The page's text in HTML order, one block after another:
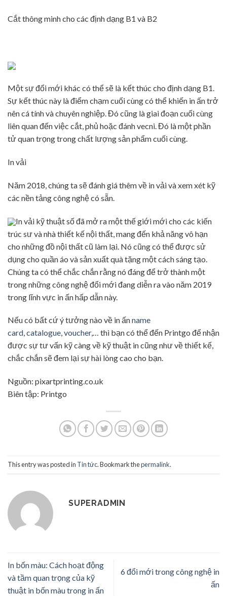
Cắt thông minh cho các định dạng B1 và B2
Một sự đổi mới khác có thể sẽ là kết thúc cho định dạng B1.
Sự kết thúc này là điểm chạm cuối cùng có thể khiến in ấn trở
nên cá tính và chuyên nghiệp. Đó cũng là giai đoạn cuối cùng
liên quan đến việc cắt, phủ hoặc đánh vecni. Đó là một phần
tử quan trọng trong chất lượng sản phẩm cuối cùng.
In vải
Năm 2018, chúng ta sẽ đánh giá thêm về in vải và xem xét kỹ
các nền tảng công nghệ có sẵn.
In vải kỹ thuật số đã mở ra một thế giới mới cho các kiến
trúc sư và nhà thiết kế nội thất, mang đến khả năng vô hạn
cho những đồ nội thất cũ làm lại. Nó cũng có thể được sử
dụng cho quần áo và sản xuất quà tặng một cách sáng tạo.
Chúng ta có thể chắc chắn rằng nó đáng để trở thành một
trong những công nghệ đổi mới đang diễn ra vào năm 2019
trong lĩnh vực in ấn hấp dẫn này.
Nếu có bất cứ ý tưởng nào về in ấnname
card,catalogue,voucher,… thì bạn có thể đến Printgo để nhận
được sự tư vấn kỹ càng về kỹ thuật in cũng như về thiết kế,
chắc chắn sẽ đem lại sự hài lòng cao cho bạn.
Nguồn: pixartprinting.co.uk
Biên tập: Printgo
This entry was posted in Tin tức. Bookmark thepermalink.
SUPERADMIN
In bốn màu: Cách hoạt động
và tầm quan trọng của kỹ
thuật in bốn màu trong in ấn
6 đổi mới trong công nghệ in
ấn